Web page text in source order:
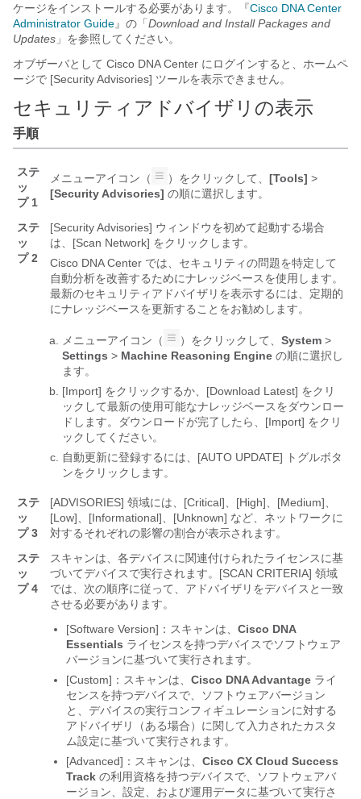
ケージをインストールする必要があります。『Cisco DNA Center
Administrator Guide』の「 Download and Install Packages and
Updates 」を参照してください。
オブザーバとして Cisco DNA Center にログインすると、ホームペ
ージで [Security Advisories] ツールを表示できません。
セキュリティアドバイザリの表示
手順
ステ
ッ
プ 1
メニューアイコン（ ）をクリックして、 [Tools] >
[Security Advisories] の順に選択します。
ステ
ッ
プ 2
[Security Advisories] ウィンドウを初めて起動する場合
は、[Scan Network] をクリックします。
Cisco DNA Center では、セキュリティの問題を特定して
自動分析を改善するためにナレッジベースを使用します。
最新のセキュリティアドバイザリを表示するには、定期的
にナレッジベースを更新することをお勧めします。
メニューアイコン（ ）をクリックして、 System >
Settings > Machine Reasoning Engine の順に選択し
ます。
[Import] をクリックするか、[Download Latest] をクリ
ックして最新の使用可能なナレッジベースをダウンロー
ドします。
ダウンロードが完了したら、[Import] をクリ
ックしてください。
自動更新に登録するには、[AUTO UPDATE] トグルボタ
ンをクリックします。
ステ
ッ
プ 3
[ADVISORIES] 領域には、[Critical]、[High]、[Medium]、
[Low]、[Informational]、[Unknown] など、ネットワークに
対するそれぞれの影響の割合が表示されます。
ステ
ッ
プ 4
スキャンは、各デバイスに関連付けられたライセンスに基
づいてデバイスで実行されます。[SCAN CRITERIA] 領域
では、次の順序に従って、アドバイザリをデバイスと一致
させる必要があります。
[Software Version]：スキャンは、 Cisco DNA
Essentials ライセンスを持つデバイスでソフトウェア
バージョンに基づいて実行されます。
[Custom]：スキャンは、 Cisco DNA Advantage ライ
センスを持つデバイスで、ソフトウェアバージョン
と、デバイスの実行コンフィギュレーションに対する
アドバイザリ（ある場合）に関して入力されたカスタ
ム設定に基づいて実行されます。
[Advanced]：スキャンは、 Cisco CX Cloud Success
Track の利用資格を持つデバイスで、ソフトウェアバ
ージョン、設定、および運用データに基づいて実行さ